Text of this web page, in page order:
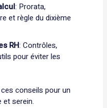
: Prorata,
et règle du dixième
RH: Contrôles,
pour éviter les
conseils pour un
serein.